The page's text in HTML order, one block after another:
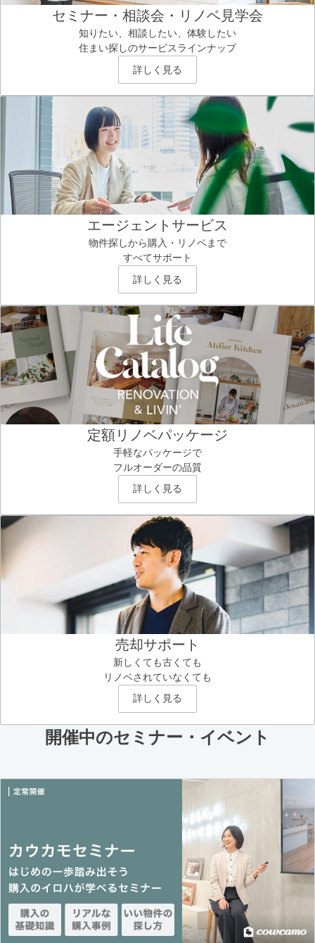
セミナー・相談会・リノベ見学会
知りたい、相談したい、体験したい
住まい探しのサービスラインナップ
詳しく見る
エージェントサービス
物件探しから購入・リノベまで
すべてサポート
詳しく見る
定額リノベパッケージ
手軽なパッケージで
フルオーダーの品質
詳しく見る
売却サポート
新しくても古くても
リノベされていなくても
詳しく見る
開催中のセミナー・イベント